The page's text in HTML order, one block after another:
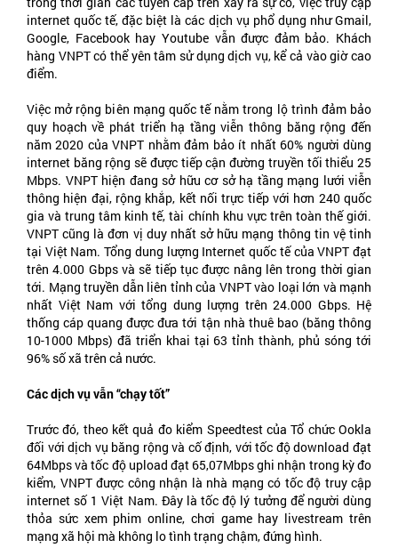
internet quốc tế, đặc biệt là các dịch vụ phổ dụng như Gmail,
Google, Facebook hay Youtube vẫn được đảm bảo. Khách
hàng VNPT có thể yên tâm sử dụng dịch vụ, kể cả vào giờ cao
điểm.
Việc mở rộng biên mạng quốc tế nằm trong lộ trình đảm bảo
quy hoạch về phát triển hạ tầng viễn thông băng rộng đến
năm 2020 của VNPT nhằm đảm bảo ít nhất 60% người dùng
internet băng rộng sẽ được tiếp cận đường truyền tối thiểu 25
Mbps. VNPT hiện đang sở hữu cơ sở hạ tầng mạng lưới viễn
thông hiện đại, rộng khắp, kết nối trực tiếp với hơn 240 quốc
gia và trung tâm kinh tế, tài chính khu vực trên toàn thế giới.
VNPT cũng là đơn vị duy nhất sở hữu mạng thông tin vệ tinh
tại Việt Nam. Tổng dung lượng Internet quốc tế của VNPT đạt
trên 4.000 Gbps và sẽ tiếp tục được nâng lên trong thời gian
tới. Mạng truyền dẫn liên tỉnh của VNPT vào loại lớn và mạnh
nhất Việt Nam với tổng dung lượng trên 24.000 Gbps. Hệ
thống cáp quang được đưa tới tận nhà thuê bao (băng thông
10-1000 Mbps) đã triển khai tại 63 tỉnh thành, phủ sóng tới
96% số xã trên cả nước.
Các dịch vụ vẫn “chạy tốt”
Trước đó, theo kết quả đo kiểm Speedtest của Tổ chức Ookla
đối với dịch vụ băng rộng và cố định, với tốc độ download đạt
64Mbps và tốc độ upload đạt 65,07Mbps ghi nhận trong kỳ đo
kiểm, VNPT được công nhận là nhà mạng có tốc độ truy cập
internet số 1 Việt Nam. Đây là tốc độ lý tưởng để người dùng
thỏa sức xem phim online, chơi game hay livestream trên
mạng xã hội mà không lo tình trạng chậm, đứng hình.